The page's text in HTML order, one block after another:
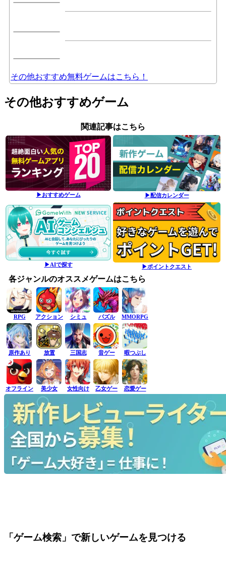
その他おすすめ無料ゲームはこちら！
その他おすすめゲーム
関連記事はこちら
▶おすすめゲーム ▶配信カレンダー
▶AIで探す ▶ポイントクエスト
各ジャンルのオススメゲームはこちら
RPG アクション シミュ パズル MMORPG
原作あり 放置 三国志 音ゲー 暇つぶし
オフライン 美少女 女性向け 乙女ゲー 恋愛ゲー
「ゲーム検索」で新しいゲームを見つける